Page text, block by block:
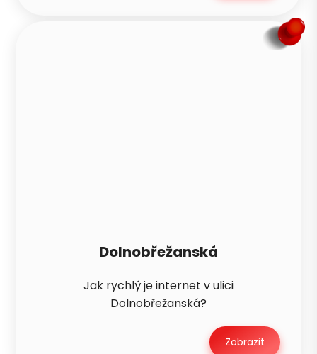
Dolnobřežanská
Jak rychlý je internet v ulici
Dolnobřežanská?
Zobrazit